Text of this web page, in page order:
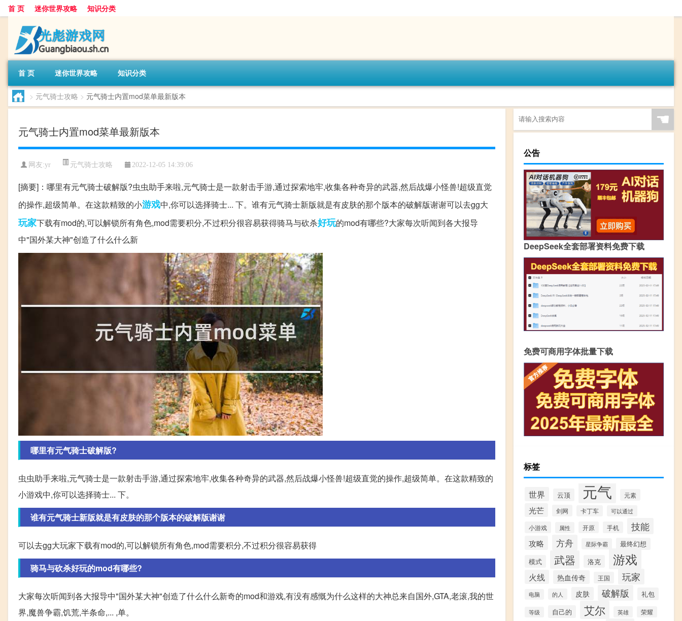
首 页 迷你世界攻略 知识分类
首 页 迷你世界攻略 知识分类
> 元气骑士攻略 > 元气骑士内置mod菜单最新版本
元气骑士内置mod菜单最新版本
网友:yr 元气骑士攻略 2022-12-05 14:39:06
[摘要]：哪里有元气骑士破解版?虫虫助手来啦,元气骑士是一款射击手游,通过探索地牢,收集各种奇异的武器,然后战爆小怪兽!超级直觉
的操作,超级简单。在这款精致的小游戏中,你可以选择骑士... 下。谁有元气骑士新版就是有皮肤的那个版本的破解版谢谢可以去gg大
玩家下载有mod的,可以解锁所有角色,mod需要积分,不过积分很容易获得骑马与砍杀好玩的mod有哪些?大家每次听闻到各大报导
中"国外某大神"创造了什么什么新
哪里有元气骑士破解版?
虫虫助手来啦,元气骑士是一款射击手游,通过探索地牢,收集各种奇异的武器,然后战爆小怪兽!超级直觉的操作,超级简单。在这款精致的
小游戏中,你可以选择骑士... 下。
谁有元气骑士新版就是有皮肤的那个版本的破解版谢谢
可以去gg大玩家下载有mod的,可以解锁所有角色,mod需要积分,不过积分很容易获得
骑马与砍杀好玩的mod有哪些?
大家每次听闻到各大报导中"国外某大神"创造了什么什么新奇的mod和游戏,有没有感慨为什么这样的大神总来自国外,GTA,老滚,我的世
界,魔兽争霸,饥荒,半条命,... ,单。
☚
公告
DeepSeek全套部署资料免费下载
免费可商用字体批量下载
标签
世界 云顶 元气 元素
光芒 剑网 卡丁车 可以通过
小游戏 属性 开原 手机 技能
攻略 方舟 星际争霸 最终幻想
模式 武器 洛克 游戏
火线 热血传奇 王国 玩家
电脑 的人 皮肤 破解版 礼包
等级 自己的 艾尔 英雄 荣耀